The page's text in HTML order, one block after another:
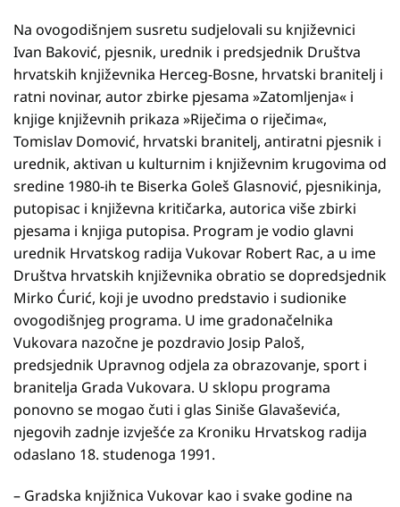
Na ovogodišnjem susretu sudjelovali su književnici
Ivan Baković, pjesnik, urednik i predsjednik Društva
hrvatskih književnika Herceg-Bosne, hrvatski branitelj i
ratni novinar, autor zbirke pjesama »Zatomljenja« i
knjige književnih prikaza »Riječima o riječima«,
Tomislav Domović, hrvatski branitelj, antiratni pjesnik i
urednik, aktivan u kulturnim i književnim krugovima od
sredine 1980-ih te Biserka Goleš Glasnović, pjesnikinja,
putopisac i književna kritičarka, autorica više zbirki
pjesama i knjiga putopisa. Program je vodio glavni
urednik Hrvatskog radija Vukovar Robert Rac, a u ime
Društva hrvatskih književnika obratio se dopredsjednik
Mirko Ćurić, koji je uvodno predstavio i sudionike
ovogodišnjeg programa. U ime gradonačelnika
Vukovara nazočne je pozdravio Josip Paloš,
predsjednik Upravnog odjela za obrazovanje, sport i
branitelja Grada Vukovara. U sklopu programa
ponovno se mogao čuti i glas Siniše Glavaševića,
njegovih zadnje izvješće za Kroniku Hrvatskog radija
odaslano 18. studenoga 1991.
– Gradska knjižnica Vukovar kao i svake godine na